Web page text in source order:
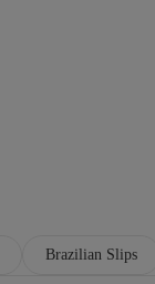
Brazilian Slips